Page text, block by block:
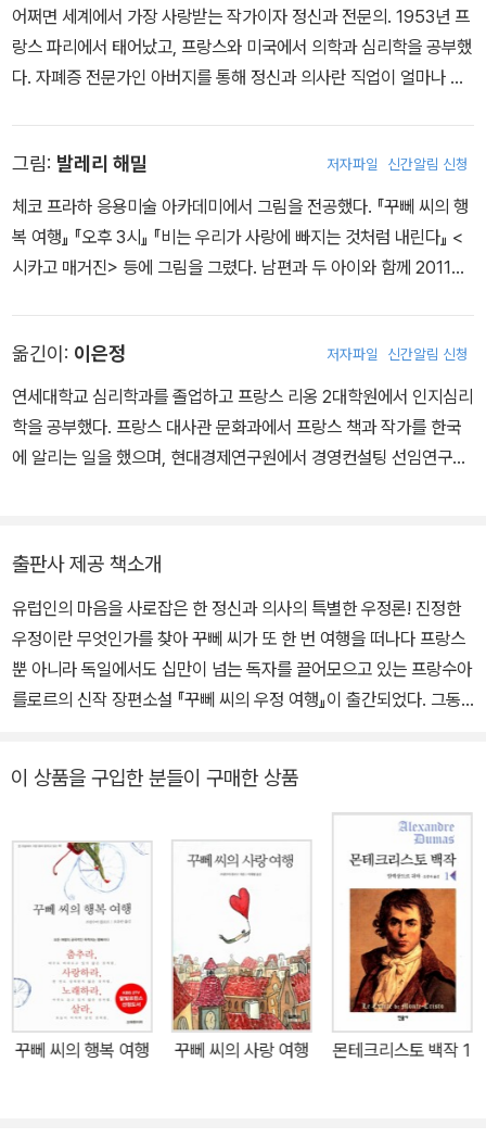
어쩌면 세계에서 가장 사랑받는 작가이자 정신과 전문의. 1953년 프
랑스 파리에서 태어났고, 프랑스와 미국에서 의학과 심리학을 공부했
다. 자폐증 전문가인 아버지를 통해 정신과 의사란 직업이 얼마나 어
건축과 회화, 문학 등 다방면에 관심이 있던 그는 현대인들의 심리치
료를 위한 또 다른 방법으로 글쓰기를 시작했다. 자신의 임상 경험을
바탕으로 한 《꾸뻬 씨》 여행 시리즈는 전 세계 30여 개국에서 500
만 부 이상 판매될 정도로 큰 사랑을 받았다. 먼 미래 화성에서 지구로
SF의 형식을 하고 있지만, 사실은 주인공의 흥미로운 여정 속에 담긴
인생의 본질과 행복을 찾아가는 과정이 담긴 철학 소설이기도 하다.
그림: 발레리 해밀 저자파일 신간알림 신청
체코 프라하 응용미술 아카데미에서 그림을 전공했다. 『꾸뻬 씨의 행
복 여행』 『오후 3시』 『비는 우리가 사랑에 빠지는 것처럼 내린다』 <
시카고 매거진> 등에 그림을 그렸다. 남편과 두 아이와 함께 2011년
옮긴이: 이은정 저자파일 신간알림 신청
연세대학교 심리학과를 졸업하고 프랑스 리옹 2대학원에서 인지심리
학을 공부했다. 프랑스 대사관 문화과에서 프랑스 책과 작가를 한국
에 알리는 일을 했으며, 현대경제연구원에서 경영컨설팅 선임연구원
출판사 제공 책소개
유럽인의 마음을 사로잡은 한 정신과 의사의 특별한 우정론! 진정한
우정이란 무엇인가를 찾아 꾸뻬 씨가 또 한 번 여행을 떠나다 프랑스
뿐 아니라 독일에서도 십만이 넘는 독자를 끌어모으고 있는 프랑수아
를로르의 신작 장편소설 『꾸뻬 씨의 우정 여행』이 출간되었다. 그동
천착해온 작가 를로르는 이번 작품에서 여행의 과정을 통해 우정에
관한 심도 깊은 성찰을 준다. 이번 작품은 『꾸뻬 씨의 인생 여행』에 독
일어판에 이어 불어판보다 앞서 우리말로 번역되어 나왔다는 점에서
특별한 의미를 지닌다. 꾸뻬 씨가 여행에서 깨달은 우정에 관한 22가
지의 잠언과도 같은 내용이 담겨져 있는 『꾸뻬 씨의 우정 여행』은 체
코의 마티니, 발레리 해밀의 그림과 함께 하여 읽는 즐거움뿐 아니라
보는 즐거움도 더하였다. “쥬 마뻴 꾸뻬, 내 이름은 꾸뻬입니다. 나는
파리의 정신과 의사입니다.” 행복한 일상을 접고 위험에 빠진 친구를
구하기 위해 나선 여행길 그 길 위에서 깨달은 ‘우정’에 관한 오롯한
깨달음 이상적인 우정을 이루기 위해 어떠한 노력이 필요한가를 주제
이 상품을 구입한 분들이 구매한 상품
꾸뻬 씨의 행복 여행 꾸뻬 씨의 사랑 여행 몬테크리스토 백작 1